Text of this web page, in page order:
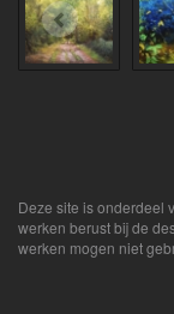
Deze site is onderdeel
werken berust bij de
werken mogen niet